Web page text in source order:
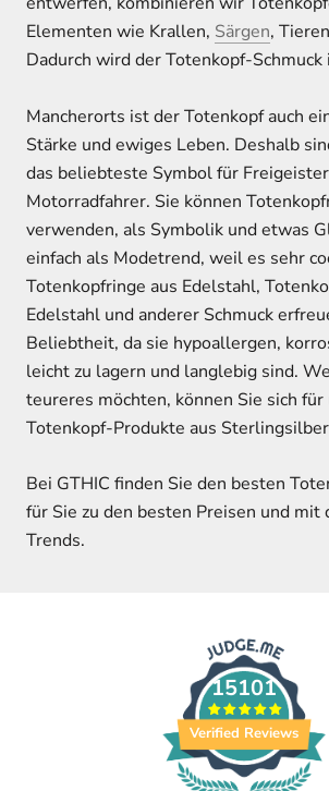
Elementen wie Krallen, Särgen,
Dadurch wird der Totenkopf-
Mancherorts ist der Totenkopf auch
Stärke und ewiges Leben. Deshalb
das beliebteste Symbol für
Motorradfahrer. Sie können
verwenden, als Symbolik und etwas
einfach als Modetrend, weil es sehr
Totenkopfringe aus Edelstahl,
Edelstahl und anderer Schmuck
Beliebtheit, da sie hypoallergen,
leicht zu lagern und langlebig sind.
teureres möchten, können Sie sich für
Totenkopf-Produkte aus
Bei GTHIC finden Sie den besten
für Sie zu den besten Preisen und mit
Trends.
15101
Verified Reviews